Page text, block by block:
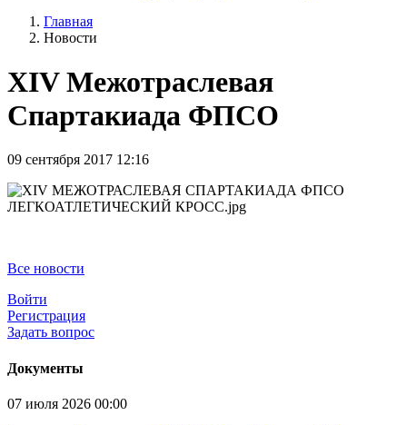
Главная
Новости
XIV Межотраслевая
Спартакиада ФПСО
09 сентября 2017 12:16
Все новости
Войти
Регистрация
Задать вопрос
Документы
07 июля 2026 00:00